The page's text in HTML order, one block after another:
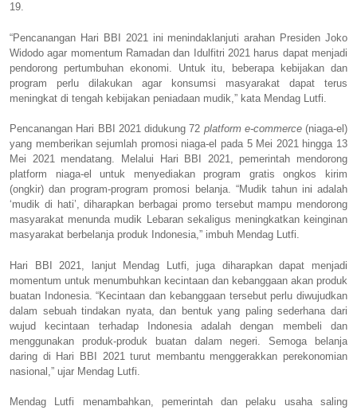
19.
“Pencanangan Hari BBI 2021 ini menindaklanjuti arahan Presiden Joko
Widodo agar momentum Ramadan dan Idulfitri 2021 harus dapat menjadi
pendorong pertumbuhan ekonomi. Untuk itu, beberapa kebijakan dan
program perlu dilakukan agar konsumsi masyarakat dapat terus
meningkat di tengah kebijakan peniadaan mudik,” kata Mendag Lutfi.
Pencanangan Hari BBI 2021 didukung 72 platform e-commerce(niaga-el)
yang memberikan sejumlah promosi niaga-el pada 5 Mei 2021 hingga 13
Mei 2021 mendatang. Melalui Hari BBI 2021, pemerintah mendorong
platform niaga-el untuk menyediakan program gratis ongkos kirim
(ongkir) dan program-program promosi belanja. “Mudik tahun ini adalah
‘mudik di hati’, diharapkan berbagai promo tersebut mampu mendorong
masyarakat menunda mudik Lebaran sekaligus meningkatkan keinginan
masyarakat berbelanja produk Indonesia,” imbuh Mendag Lutfi.
Hari BBI 2021, lanjut Mendag Lutfi, juga diharapkan dapat menjadi
momentum untuk menumbuhkan kecintaan dan kebanggaan akan produk
buatan Indonesia. “Kecintaan dan kebanggaan tersebut perlu diwujudkan
dalam sebuah tindakan nyata, dan bentuk yang paling sederhana dari
wujud kecintaan terhadap Indonesia adalah dengan membeli dan
menggunakan produk-produk buatan dalam negeri. Semoga belanja
daring di Hari BBI 2021 turut membantu menggerakkan perekonomian
nasional,” ujar Mendag Lutfi.
Mendag Lutfi menambahkan, pemerintah dan pelaku usaha saling